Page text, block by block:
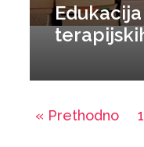
« Prethodno 1